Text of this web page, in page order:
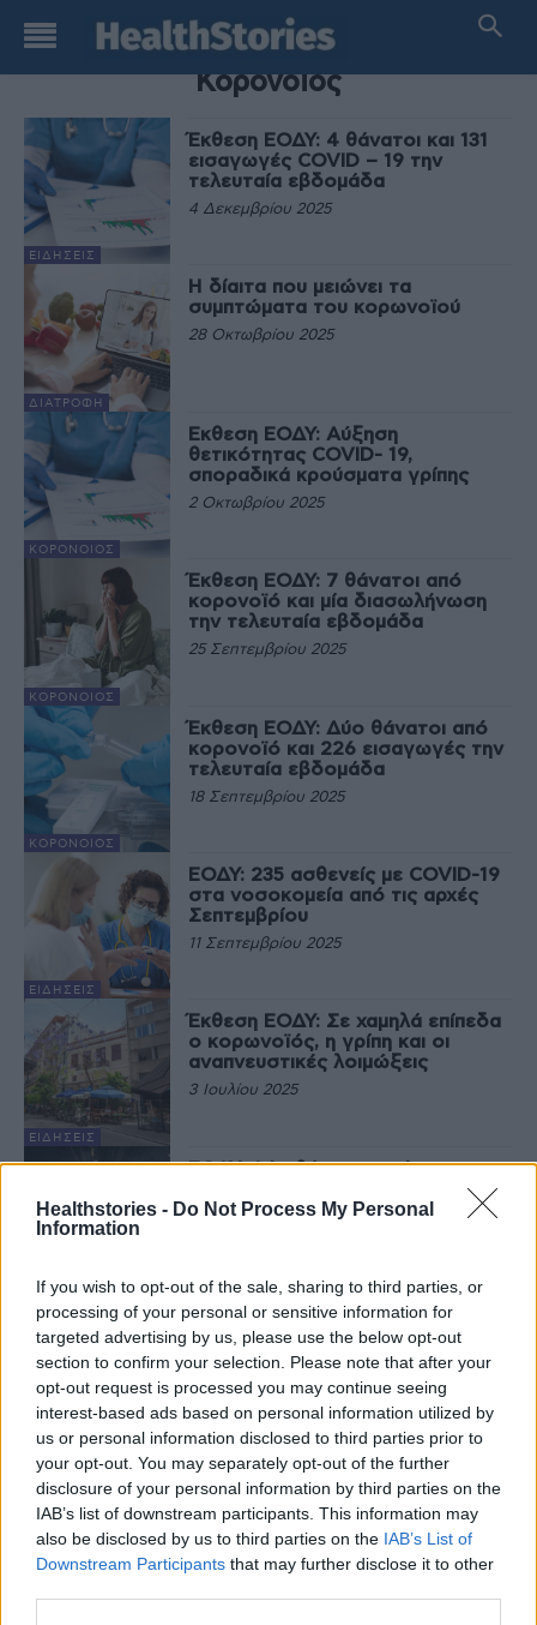
Healthstories - Do Not Process My Personal
Information
If you wish to opt-out of the sale, sharing to third parties, or
processing of your personal or sensitive information for
targeted advertising by us, please use the below opt-out
section to confirm your selection. Please note that after your
opt-out request is processed you may continue seeing
interest-based ads based on personal information utilized by
us or personal information disclosed to third parties prior to
your opt-out. You may separately opt-out of the further
disclosure of your personal information by third parties on the
IAB’s list of downstream participants. This information may
also be disclosed by us to third parties on the IAB’s List of
Downstream Participants that may further disclose it to other
TAG
Κορονοϊός
ΕΙΔΉΣΕΙΣ
Έκθεση ΕΟΔΥ: 4 θάνατοι και 131
εισαγωγές COVID – 19 την
τελευταία εβδομάδα
4 Δεκεμβρίου 2025
ΔΙΑΤΡΟΦΉ
Η δίαιτα που μειώνει τα
συμπτώματα του κορωνοϊού
28 Οκτωβρίου 2025
ΚΟΡΟΝΟΙΌΣ
Εκθεση ΕΟΔΥ: Αύξηση
θετικότητας COVID- 19,
σποραδικά κρούσματα γρίπης
2 Οκτωβρίου 2025
ΚΟΡΟΝΟΙΌΣ
Έκθεση ΕΟΔΥ: 7 θάνατοι από
κορονοϊό και μία διασωλήνωση
την τελευταία εβδομάδα
25 Σεπτεμβρίου 2025
ΚΟΡΟΝΟΙΌΣ
Έκθεση ΕΟΔΥ: Δύο θάνατοι από
κορονοϊό και 226 εισαγωγές την
τελευταία εβδομάδα
18 Σεπτεμβρίου 2025
ΕΙΔΉΣΕΙΣ
ΕΟΔΥ: 235 ασθενείς με COVID-19
στα νοσοκομεία από τις αρχές
Σεπτεμβρίου
11 Σεπτεμβρίου 2025
ΕΙΔΉΣΕΙΣ
Έκθεση ΕΟΔΥ: Σε χαμηλά επίπεδα
ο κορωνοϊός, η γρίπη και οι
αναπνευστικές λοιμώξεις
3 Ιουλίου 2025
ΕΙΔΉΣΕΙΣ
ΕΟΔΥ: Δύο θάνατοι από
22 Μαΐου 2025
Έκθεση ΕΟΔΥ: Σε αποδρομή
κορονοϊός και γρίπη στη χώρα
μας
15 Μαΐου 2025
ΕΟΔΥ: Σε ύφεση οι ιώσεις του
αναπνευστικού – 3 θάνατοι από
γρίπη, 2 από κορωνοϊό
8 Μαΐου 2025